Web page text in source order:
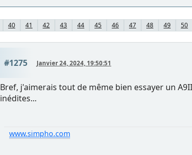
40 41 42 43 44 45 46 47 48 49 50
#1275 Janvier 24, 2024, 19:50:51
Bref, j'aimerais tout de même bien essayer un
inédites...
www.simpho.com